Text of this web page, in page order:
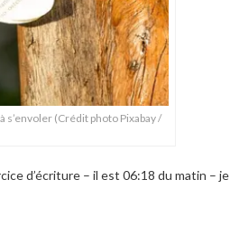
s’envoler (Crédit photo Pixabay /
d’écriture – il est 06:18 du matin – je